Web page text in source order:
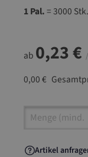
1 Pal.= 3000 Stk.
ab 0,23 €
0,00 €
Artikel
Artikel